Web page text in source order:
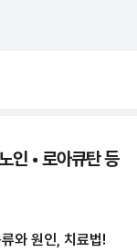
인 • 로아큐탄 등
와 원인, 치료법!